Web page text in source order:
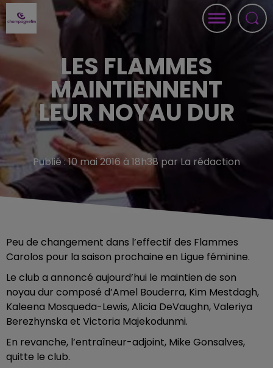
LES FLAMMES
MAINTIENNENT
LEUR NOYAU DUR
Publié : 10 mai 2016 à 18h38 par La rédaction
Peu de changement dans l’effectif des Flammes
Carolos pour la saison prochaine en Ligue féminine.
Le club a annoncé aujourd’hui le maintien de son
noyau dur composé d’Amel Bouderra, Kim Mestdagh,
Kaleena Mosqueda-Lewis, Alicia DeVaughn, Valeriya
Berezhynska et Victoria Majekodunmi.
En revanche, l’entraîneur-adjoint, Mike Gonsalves,
quitte le club.